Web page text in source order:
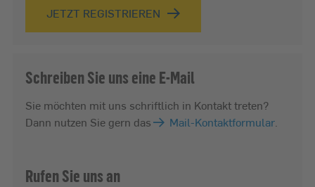
JETZT REGISTRIEREN
Schreiben Sie uns eine E-Mail
Sie möchten mit uns schriftlich in Kontakt treten?
Dann nutzen Sie gern das
Mail-Kontaktformular.
Rufen Sie uns an